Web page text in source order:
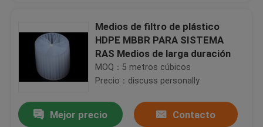
Medios de filtro de plástico
HDPE MBBR PARA SISTEMA
RAS Medios de larga duración
MOQ：5 metros cúbicos
Precio：discuss personally
Mejor precio Contacto